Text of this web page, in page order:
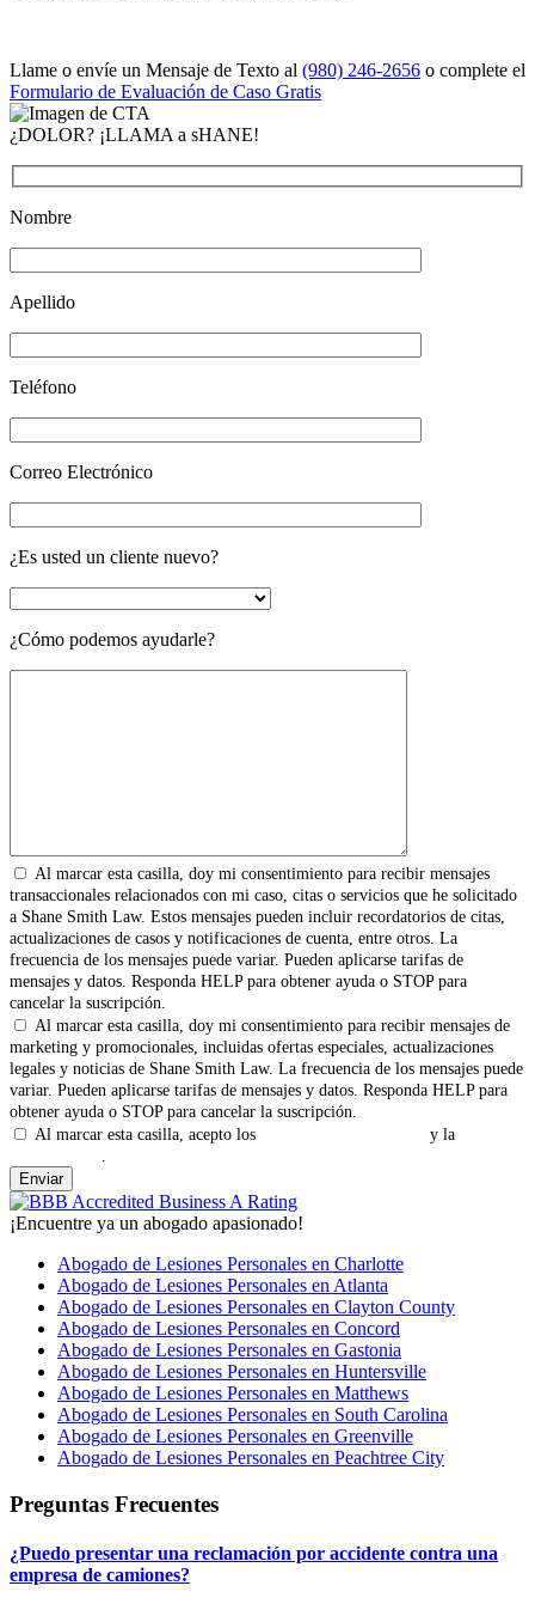
Llame o envíe un Mensaje de Texto al (980) 246-2656 o complete el
Formulario de Evaluación de Caso Gratis
¿DOLOR? ¡LLAMA a sHANE!
Nombre
Apellido
Teléfono
Correo Electrónico
¿Es usted un cliente nuevo?
¿Cómo podemos ayudarle?
Al marcar esta casilla, doy mi consentimiento para recibir mensajes
transaccionales relacionados con mi caso, citas o servicios que he solicitado
a Shane Smith Law. Estos mensajes pueden incluir recordatorios de citas,
actualizaciones de casos y notificaciones de cuenta, entre otros. La
frecuencia de los mensajes puede variar. Pueden aplicarse tarifas de
mensajes y datos. Responda HELP para obtener ayuda o STOP para
cancelar la suscripción.
Al marcar esta casilla, doy mi consentimiento para recibir mensajes de
marketing y promocionales, incluidas ofertas especiales, actualizaciones
legales y noticias de Shane Smith Law. La frecuencia de los mensajes puede
variar. Pueden aplicarse tarifas de mensajes y datos. Responda HELP para
obtener ayuda o STOP para cancelar la suscripción.
Al marcar esta casilla, acepto los
y la
.
¡Encuentre ya un abogado apasionado!
Abogado de Lesiones Personales en Charlotte
Abogado de Lesiones Personales en Atlanta
Abogado de Lesiones Personales en Clayton County
Abogado de Lesiones Personales en Concord
Abogado de Lesiones Personales en Gastonia
Abogado de Lesiones Personales en Huntersville
Abogado de Lesiones Personales en Matthews
Abogado de Lesiones Personales en South Carolina
Abogado de Lesiones Personales en Greenville
Abogado de Lesiones Personales en Peachtree City
Preguntas Frecuentes
¿Puedo presentar una reclamación por accidente contra una
empresa de camiones?